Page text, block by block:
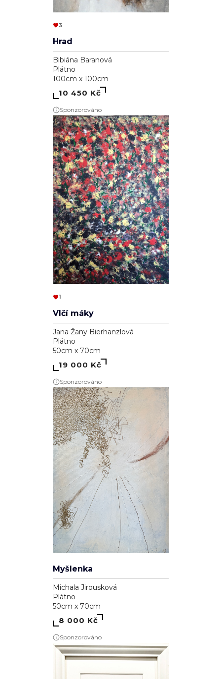
3
Hrad
Bibiána Baranová
Plátno
100cm x 100cm
10 450 Kč
Sponzorováno
1
Vlčí máky
Jana Žany Bierhanzlová
Plátno
50cm x 70cm
19 000 Kč
Sponzorováno
Myšlenka
Michala Jirousková
Plátno
50cm x 70cm
8 000 Kč
Sponzorováno